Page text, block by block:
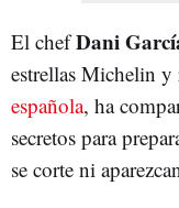
El chefDani
estrellas Michelin y
española, ha
secretos para
se corte ni